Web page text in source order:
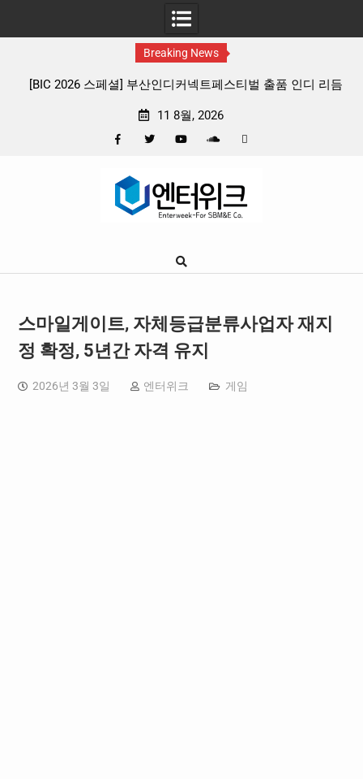
Breaking News
넥트페스티벌 출품 인디 리듬
판타지 케이팝 애니메이션 ‘고스
11 8월, 2026
Google
스마일게이트, 자체등급분류사업자 재지
정 확정, 5년간 자격 유지
2026년 3월 3일 엔터위크 게임